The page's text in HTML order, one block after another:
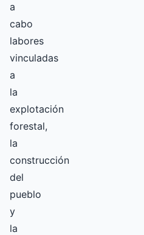
a
cabo
labores
vinculadas
a
la
explotación
forestal,
la
construcción
del
pueblo
y
la